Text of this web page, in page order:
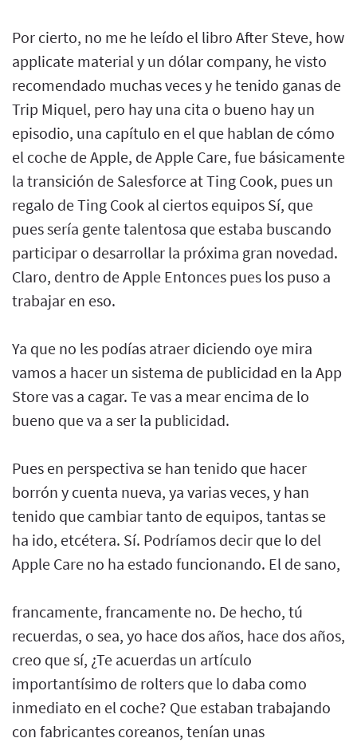
Por cierto, no me he leído el libro After Steve, how
applicate material y un dólar company, he visto
recomendado muchas veces y he tenido ganas de
Trip Miquel, pero hay una cita o bueno hay un
episodio, una capítulo en el que hablan de cómo
el coche de Apple, de Apple Care, fue básicamente
la transición de Salesforce at Ting Cook, pues un
regalo de Ting Cook al ciertos equipos Sí, que
pues sería gente talentosa que estaba buscando
participar o desarrollar la próxima gran novedad.
Claro, dentro de Apple Entonces pues los puso a
trabajar en eso.
Ya que no les podías atraer diciendo oye mira
vamos a hacer un sistema de publicidad en la App
Store vas a cagar. Te vas a mear encima de lo
bueno que va a ser la publicidad.
Pues en perspectiva se han tenido que hacer
borrón y cuenta nueva, ya varias veces, y han
tenido que cambiar tanto de equipos, tantas se
ha ido, etcétera. Sí. Podríamos decir que lo del
Apple Care no ha estado funcionando. El de sano,
francamente, francamente no. De hecho, tú
recuerdas, o sea, yo hace dos años, hace dos años,
creo que sí, ¿Te acuerdas un artículo
importantísimo de rolters que lo daba como
inmediato en el coche? Que estaban trabajando
con fabricantes coreanos, tenían unas